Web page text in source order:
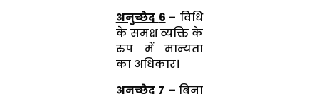
अनुच्छेद 6 – विधि
के समक्ष व्यक्ति के
रुप में मान्यता
का अधिकार।
अनुच्छेद 7 –बिना